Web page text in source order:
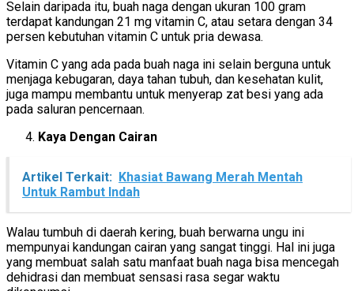
Selain daripada itu, buah naga dengan ukuran 100 gram
terdapat kandungan 21 mg vitamin C, atau setara dengan 34
persen kebutuhan vitamin C untuk pria dewasa.
Vitamin C yang ada pada buah naga ini selain berguna untuk
menjaga kebugaran, daya tahan tubuh, dan kesehatan kulit,
juga mampu membantu untuk menyerap zat besi yang ada
pada saluran pencernaan.
Kaya Dengan Cairan
Artikel Terkait: Khasiat Bawang Merah Mentah
Untuk Rambut Indah
Walau tumbuh di daerah kering, buah berwarna ungu ini
mempunyai kandungan cairan yang sangat tinggi. Hal ini juga
yang membuat salah satu manfaat buah naga bisa mencegah
dehidrasi dan membuat sensasi rasa segar waktu